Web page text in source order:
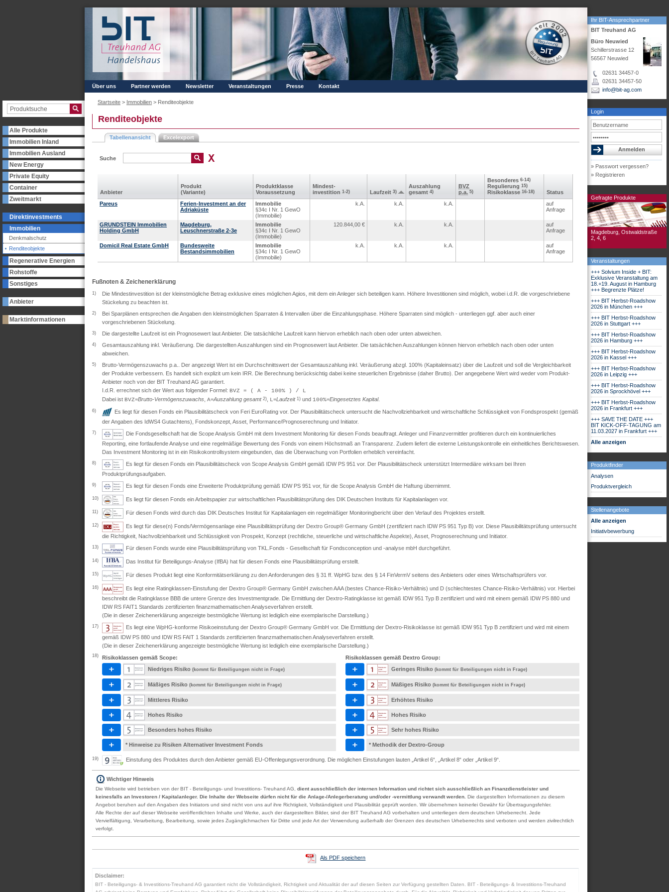
Alle Produkte
Immobilien Inland
Immobilien Ausland
New Energy
Private Equity
Container
Zweitmarkt
Direktinvestments
Immobilien
Denkmalschutz
Renditeobjekte
Regenerative Energien
Rohstoffe
Sonstiges
Anbieter
Marktinformationen
Ihr BIT-Ansprechpartner
BIT Treuhand AG
Büro Neuwied
Schillerstrasse 12
56567 Neuwied
02631 34457-0
02631 34457-50
info@bit-ag.com
Login
» Passwort vergessen?
» Registrieren
Gefragte Produkte
Magdeburg, Ostwaldstraße
2, 4, 6
Veranstaltungen
+++ Solvium Inside + BIT:
Exklusive Veranstaltung am
18.+19. August in Hamburg
+++ Begrenzte Plätze!
+++ BIT Herbst-Roadshow
2026 in München +++
+++ BIT Herbst-Roadshow
2026 in Stuttgart +++
+++ BIT Herbst-Roadshow
2026 in Hamburg +++
+++ BIT Herbst-Roadshow
2026 in Kassel +++
+++ BIT Herbst-Roadshow
2026 in Leipzig +++
+++ BIT Herbst-Roadshow
2026 in Sprockhövel +++
+++ BIT Herbst-Roadshow
2026 in Frankfurt +++
+++ SAVE THE DATE +++
BIT KICK-OFF-TAGUNG am
11.03.2027 in Frankfurt +++
Alle anzeigen
Produktfinder
Analysen
Produktvergleich
Stellenangebote
Alle anzeigen
Initiativbewerbung
Über uns Partner werden Newsletter Veranstaltungen Presse Kontakt
Startseite > Immobilien > Renditeobjekte
Renditeobjekte
Tabellenansicht Excelexport
Suche
Anbieter
Produkt
(Variante)
Produkt­klasse
Voraus­setzung
Mindest­
investition 1-2) Laufzeit 3)
Aus­zahlung
gesamt 4)
BVZ
p.a. 5)
Besonderes 6-14)
Regulierung 15)
Risikoklasse 16-18)
Status
Pareus
Ferien-Investment an der
Adriaküste
Immobilie
§34c I Nr. 1 GewO
(Immobilie)
k.A. k.A. k.A.
auf
Anfrage
GRUNDSTEIN Immobilien
Holding GmbH
Magdeburg,
Leuschnerstraße 2-3e
Immobilie
§34c I Nr. 1 GewO
(Immobilie)
120.844,00 € k.A. k.A.
auf
Anfrage
Domicil Real Estate GmbH
Bundesweite
Bestandsimmobilien
Immobilie
§34c I Nr. 1 GewO
(Immobilie)
k.A. k.A. k.A.
auf
Anfrage
Fußnoten & Zeichenerklärung
1)
Die Mindestinvestition ist der kleinstmögliche Betrag exklusive eines möglichen Agios, mit dem ein Anleger sich beteiligen kann. Höhere Investitionen sind möglich, wobei i.d.R. die vorgeschriebene
Stückelung zu beachten ist.
2)
Bei Sparplänen entsprechen die Angaben den kleinstmöglichen Sparraten & Intervallen über die Einzahlungsphase. Höhere Sparraten sind möglich - unterliegen ggf. aber auch einer
vorgeschriebenen Stückelung.
3) Die dargestellte Laufzeit ist ein Prognosewert laut Anbieter. Die tatsächliche Laufzeit kann hiervon erheblich nach oben oder unten abweichen.
4)
Gesamtauszahlung inkl. Veräußerung. Die dargestellten Auszahlungen sind ein Prognosewert laut Anbieter. Die tatsächlichen Auszahlungen können hiervon erheblich nach oben oder unten
abweichen.
5)
Brutto-Vermögenszuwachs p.a.. Der angezeigt Wert ist ein Durchschnittswert der Gesamtauszahlung inkl. Veräußerung abzgl. 100% (Kapitaleinsatz) über die Laufzeit und soll die Vergleichbarkeit
der Produkte verbessern. Es handelt sich explizit um kein IRR. Die Berechnung berücksichtig dabei keine steuerlichen Ergebnisse (daher Brutto). Der angegebene Wert wird weder vom Produkt-
Anbieter noch von der BIT Treuhand AG garantiert.
I.d.R. errechnet sich der Wert aus folgender Formel: BVZ = ( A - 100% ) / L
Dabei ist BVZ=Brutto-Vermögenszuwachs A=Auszahlung gesamt2) L=Laufzeit1) und 100%=Eingesetztes Kapital.
6)
Es liegt für diesen Fonds ein Plausibilitätscheck von Feri EuroRating vor. Der Plausibilitätscheck untersucht die Nachvollziehbarkeit und wirtschaftliche Schlüssigkeit von Fondsprospekt (gemäß
der Angaben des IdWS4 Gutachtens), Fondskonzept, Asset, Performance/Prognoserechnung und Initiator.
7)
Die Fondsgesellschaft hat die Scope Analysis GmbH mit dem Investment Monitoring für diesen Fonds beauftragt. Anleger und Finanzvermittler profitieren durch ein kontinuierliches
Reporting, eine fortlaufende Analyse und eine regelmäßige Bewertung des Fonds von einem Höchstmaß an Transparenz. Zudem liefert die externe Leistungskontrolle ein einheitliches Berichtswesen.
Das Investment Monitoring ist in ein Risikokontrollsystem eingebunden, das die Überwachung von Portfolien erheblich vereinfacht.
8)
Es liegt für diesen Fonds ein Plausibilitätscheck von Scope Analysis GmbH gemäß IDW PS 951 vor. Der Plausibilitätscheck unterstützt Intermediäre wirksam bei Ihren
Produktprüfungsaufgaben.
9) Es liegt für diesen Fonds eine Erweiterte Produktprüfung gemäß IDW PS 951 vor, für die Scope Analysis GmbH die Haftung übernimmt.
10) Es liegt für diesen Fonds ein Arbeitspapier zur wirtschaftlichen Plausibilitätsprüfung des DIK Deutschen Instituts für Kapitalanlagen vor.
11) Für diesen Fonds wird durch das DIK Deutsches Institut für Kapitalanlagen ein regelmäßiger Monitoringbericht über den Verlauf des Projektes erstellt.
12)
Es liegt für diese(n) Fonds/Vermögensanlage eine Plausibilitätsprüfung der Dextro Group® Germany GmbH (zertifiziert nach IDW PS 951 Typ B) vor. Diese Plausibilitätsprüfung untersucht
die Richtigkeit, Nachvollziehbarkeit und Schlüssigkeit von Prospekt, Konzept (rechtliche, steuerliche und wirtschaftliche Aspekte), Asset, Prognoserechnung und Initiator.
13) Für diesen Fonds wurde eine Plausibilitätsprüfung von TKL.Fonds - Gesellschaft für Fondsconception und -analyse mbH durchgeführt.
14) Das Institut für Beteiligungs-Analyse (IfBA) hat für diesen Fonds eine Plausibilitätsprüfung erstellt.
15) Für dieses Produkt liegt eine Konformitätserklärung zu den Anforderungen des § 31 ff. WpHG bzw. des § 14 FinVermV seitens des Anbieters oder eines Wirtschaftsprüfers vor.
16)
Es liegt eine Ratingklassen-Einstufung der Dextro Group® Germany GmbH zwischen AAA (bestes Chance-Risiko-Verhältnis) und D (schlechtestes Chance-Risiko-Verhältnis) vor. Hierbei
beschreibt die Ratingklasse BBB die untere Grenze des Investmentgrade. Die Ermittlung der Dextro-Ratingklasse ist gemäß IDW 951 Typ B zertifiziert und wird mit einem gemäß IDW PS 880 und
IDW RS FAIT1 Standards zertifizierten finanzmathematischen Analyseverfahren erstellt.
(Die in dieser Zeichenerklärung angezeigte bestmögliche Wertung ist lediglich eine exemplarische Darstellung.)
17)
Es liegt eine WpHG-konforme Risikoeinstufung der Dextro Group® Germany GmbH vor. Die Ermittlung der Dextro-Risikoklasse ist gemäß IDW 951 Typ B zertifiziert und wird mit einem
gemäß IDW PS 880 und IDW RS FAIT 1 Standards zertifizierten finanzmathematischen Analyseverfahren erstellt.
(Die in dieser Zeichenerklärung angezeigte bestmögliche Wertung ist lediglich eine exemplarische Darstellung.)
18)
Risikoklassen gemäß Scope:
Niedriges Risiko (kommt für Beteiligungen nicht in Frage)
Mäßiges Risiko (kommt für Beteiligungen nicht in Frage)
Mittleres Risiko
Hohes Risiko
Besonders hohes Risiko
* Hinweise zu Risiken Alternativer Investment Fonds
Risikoklassen gemäß Dextro Group:
Geringes Risiko(kommt für Beteiligungen nicht in Frage)
Mäßiges Risiko(kommt für Beteiligungen nicht in Frage)
Erhöhtes Risiko
Hohes Risiko
Sehr hohes Risiko
* Methodik der Dextro-Group
19) Einstufung des Produktes durch den Anbieter gemäß EU-Offenlegungsverordnung. Die möglichen Einstufungen lauten „Artikel 6“, „Artikel 8“ oder „Artikel 9“.
Wichtiger Hinweis
Die Webseite wird betrieben von der BIT - Beteiligungs- und Investitions- Treuhand AG, dient ausschließlich der internen Information und richtet sich ausschließlich an Finanzdienstleister und
keinesfalls an Investoren / Kapitalanleger. Die Inhalte der Webseite dürfen nicht für die Anlage-/Anlegerberatung und/oder -vermittlung verwandt werden. Die dargestellten Informationen zu diesem
Angebot beruhen auf den Angaben des Initiators und sind nicht von uns auf ihre Richtigkeit, Vollständigkeit und Plausibilität geprüft worden. Wir übernehmen keinerlei Gewähr für Übertragungsfehler.
Alle Rechte der auf dieser Webseite veröffentlichten Inhalte und Werke, auch der dargestellten Bilder, sind der BIT Treuhand AG vorbehalten und unterliegen dem deutschen Urheberrecht. Jede
Vervielfältigung, Verarbeitung, Bearbeitung, sowie jedes Zugänglichmachen für Dritte und jede Art der Verwendung außerhalb der Grenzen des deutschen Urheberrechts sind verboten und werden zivilrechtlich
verfolgt.
Als PDF speichern
Disclaimer:
BIT - Beteiligungs- & Investitions-Treuhand AG garantiert nicht die Vollständigkeit, Richtigkeit und Aktualität der auf diesen Seiten zur Verfügung gestellten Daten. BIT - Beteiligungs- & Investitions-Treuhand